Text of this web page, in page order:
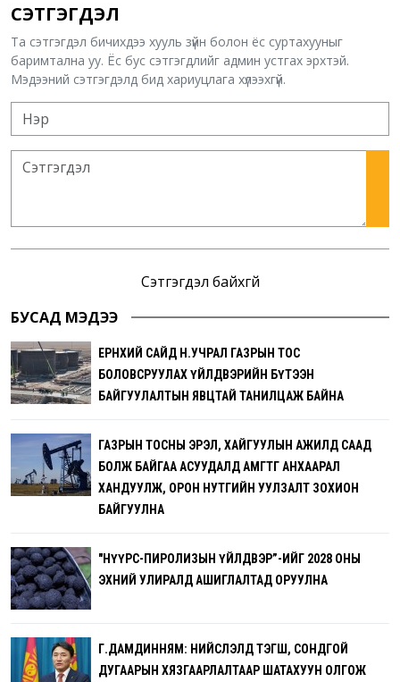
СЭТГЭГДЭЛ
Та сэтгэгдэл бичихдээ хууль зүйн болон ёс суртахууныг
баримтална уу. Ёс бус сэтгэгдлийг админ устгах эрхтэй.
Мэдээний сэтгэгдэлд бид хариуцлага хүлээхгүй.
Сэтгэгдэл байхгүй
БУСАД МЭДЭЭ
ЕРӨНХИЙ САЙД Н.УЧРАЛ ГАЗРЫН ТОС
БОЛОВСРУУЛАХ ҮЙЛДВЭРИЙН БҮТЭЭН
БАЙГУУЛАЛТЫН ЯВЦТАЙ ТАНИЛЦАЖ БАЙНА
ГАЗРЫН ТОСНЫ ЭРЭЛ, ХАЙГУУЛЫН АЖИЛД СААД
БОЛЖ БАЙГАА АСУУДАЛД АМГТГ АНХААРАЛ
ХАНДУУЛЖ, ОРОН НУТГИЙН УУЛЗАЛТ ЗОХИОН
БАЙГУУЛНА
"НҮҮРС-ПИРОЛИЗЫН ҮЙЛДВЭР”-ИЙГ 2028 ОНЫ
ЭХНИЙ УЛИРАЛД АШИГЛАЛТАД ОРУУЛНА
Г.ДАМДИННЯМ: НИЙСЛЭЛД ТЭГШ, СОНДГОЙ
ДУГААРЫН ХЯЗГААРЛАЛТААР ШАТАХУУН ОЛГОЖ